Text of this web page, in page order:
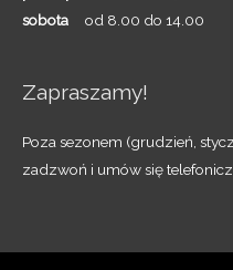
sobota od 8.00 do 14.00
Zapraszamy!
Poza sezonem (grudzień,
zadzwoń i umów się